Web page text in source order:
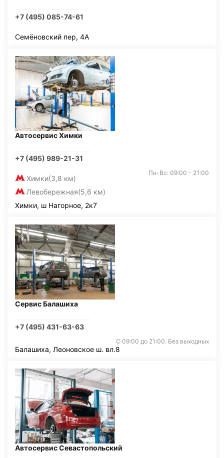
+7 (495) 085-74-61
Семёновский пер, 4А
Автосервис Химки
+7 (495) 989-21-31
Химки(3,8 км)
Левобережная(5,6 км)
Пн-Вс: 09:00 - 21:00
Химки, ш Нагорное, 2к7
Сервис Балашиха
+7 (495) 431-63-63
С 09:00 до 21:00. Без выходных
Балашиха, Леоновское ш. вл.8
Автосервис Севастопольский